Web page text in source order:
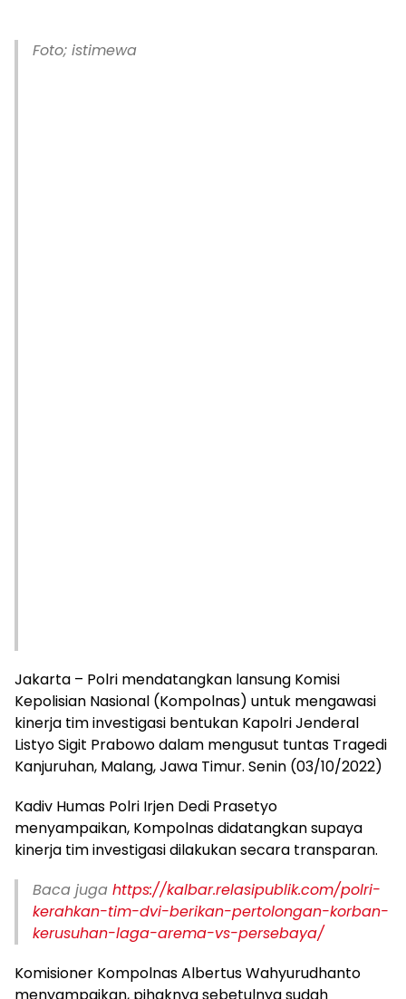
Foto; istimewa
Jakarta – Polri mendatangkan lansung Komisi
Kepolisian Nasional (Kompolnas) untuk mengawasi
kinerja tim investigasi bentukan Kapolri Jenderal
Listyo Sigit Prabowo dalam mengusut tuntas Tragedi
Kanjuruhan, Malang, Jawa Timur. Senin (03/10/2022)
Kadiv Humas Polri Irjen Dedi Prasetyo
menyampaikan, Kompolnas didatangkan supaya
kinerja tim investigasi dilakukan secara transparan.
Baca juga https://kalbar.relasipublik.com/polri-
kerahkan-tim-dvi-berikan-pertolongan-korban-
kerusuhan-laga-arema-vs-persebaya/
Komisioner Kompolnas Albertus Wahyurudhanto
menyampaikan, pihaknya sebetulnya sudah